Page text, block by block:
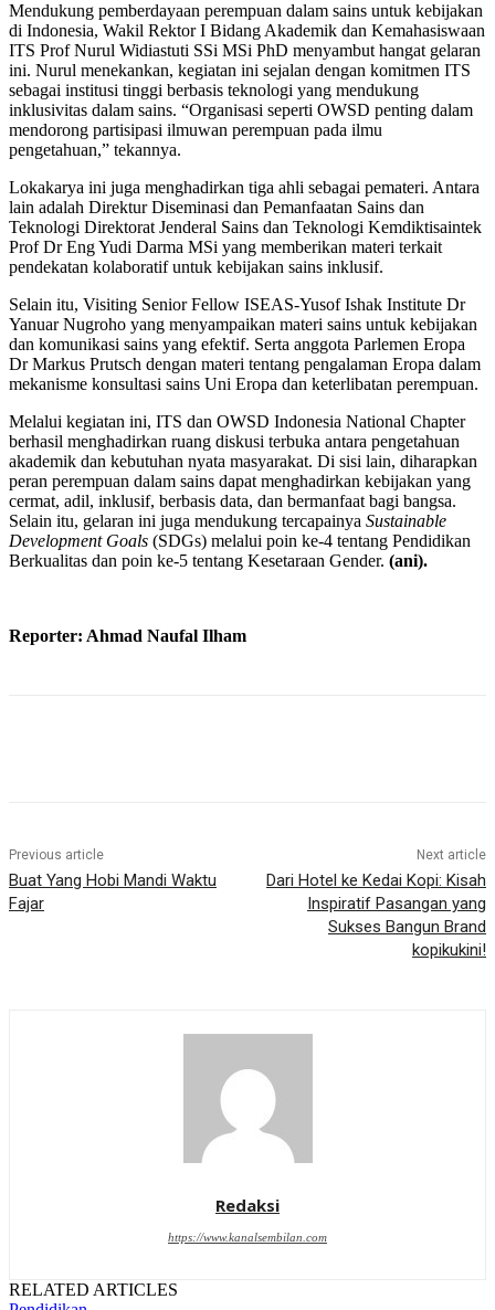
Mendukung pemberdayaan perempuan dalam sains untuk kebijakan
di Indonesia, Wakil Rektor I Bidang Akademik dan Kemahasiswaan
ITS Prof Nurul Widiastuti SSi MSi PhD menyambut hangat gelaran
ini. Nurul menekankan, kegiatan ini sejalan dengan komitmen ITS
sebagai institusi tinggi berbasis teknologi yang mendukung
inklusivitas dalam sains. “Organisasi seperti OWSD penting dalam
mendorong partisipasi ilmuwan perempuan pada ilmu
pengetahuan,” tekannya.
Lokakarya ini juga menghadirkan tiga ahli sebagai pemateri. Antara
lain adalah Direktur Diseminasi dan Pemanfaatan Sains dan
Teknologi Direktorat Jenderal Sains dan Teknologi Kemdiktisaintek
Prof Dr Eng Yudi Darma MSi yang memberikan materi terkait
pendekatan kolaboratif untuk kebijakan sains inklusif.
Selain itu, Visiting Senior Fellow ISEAS-Yusof Ishak Institute Dr
Yanuar Nugroho yang menyampaikan materi sains untuk kebijakan
dan komunikasi sains yang efektif. Serta anggota Parlemen Eropa
Dr Markus Prutsch dengan materi tentang pengalaman Eropa dalam
mekanisme konsultasi sains Uni Eropa dan keterlibatan perempuan.
Melalui kegiatan ini, ITS dan OWSD Indonesia National Chapter
berhasil menghadirkan ruang diskusi terbuka antara pengetahuan
akademik dan kebutuhan nyata masyarakat. Di sisi lain, diharapkan
peran perempuan dalam sains dapat menghadirkan kebijakan yang
cermat, adil, inklusif, berbasis data, dan bermanfaat bagi bangsa.
Selain itu, gelaran ini juga mendukung tercapainya Sustainable
Development Goals (SDGs) melalui poin ke-4 tentang Pendidikan
Berkualitas dan poin ke-5 tentang Kesetaraan Gender. (ani).
Reporter: Ahmad Naufal Ilham
Previous article
Buat Yang Hobi Mandi Waktu
Fajar
Next article
Dari Hotel ke Kedai Kopi: Kisah
Inspiratif Pasangan yang
Sukses Bangun Brand
kopikukini!
Redaksi
https://www.kanalsembilan.com
RELATED ARTICLES